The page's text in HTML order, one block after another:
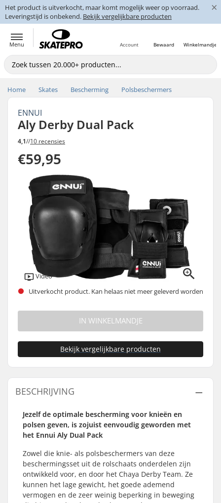
Het product is uitverkocht, maar komt mogelijk weer op voorraad.
Leveringstijd is onbekend. Bekijk vergelijkbare producten
×
Menu Winkelmandje
Bewaard
Account
Home Skates Bescherming Polsbeschermers
ENNUI
Aly Derby Dual Pack
4,1//10 recensies
€59,95
Video
Uitverkocht product. Kan helaas niet meer geleverd worden
IN WINKELMANDJE
Bekijk vergelijkbare producten
BESCHRIJVING
Jezelf de optimale bescherming voor knieën en
polsen geven, is zojuist eenvoudig geworden met
het Ennui Aly Dual Pack
Zowel die knie- als polsbeschermers van deze
beschermingsset uit de rolschaats onderdelen zijn
ontwikkeld voor, en door het Chaya Derby Team. Ze
kunnen het lage gewicht, het goede ademend
vermogen en de zeer weinig beperking in beweging